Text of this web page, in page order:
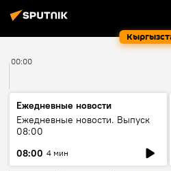
00:00
Ежедневные новости
Ежедневные новости. Выпуск
08:00
08:00 4 мин